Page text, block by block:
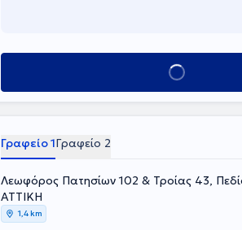
Κλείσε ραντεβού
Γραφείο 1Γραφείο 2
Λεωφόρος Πατησίων 102 & Τροίας 43,
ΑΤΤΙΚΗ
1,4 km